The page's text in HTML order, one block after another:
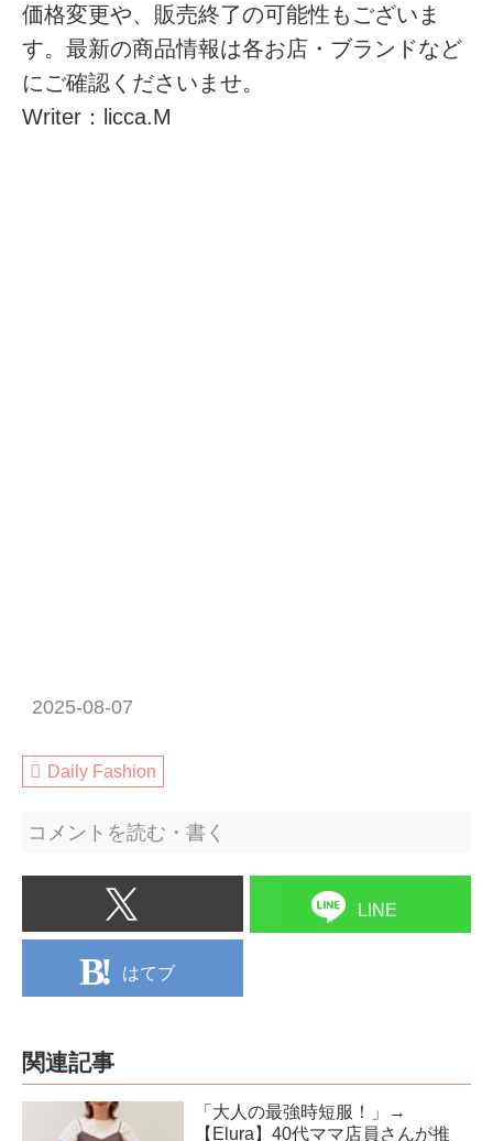
価格変更や、販売終了の可能性もございま
す。最新の商品情報は各お店・ブランドなど
にご確認くださいませ。
Writer：licca.M
2025-08-07
Daily Fashion
コメントを読む・書く
LINE
はてブ
関連記事
「大人の最強時短服！」→
【Elura】40代ママ店員さんが推